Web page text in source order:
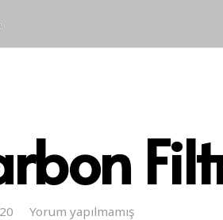
Yorum yapılmamış